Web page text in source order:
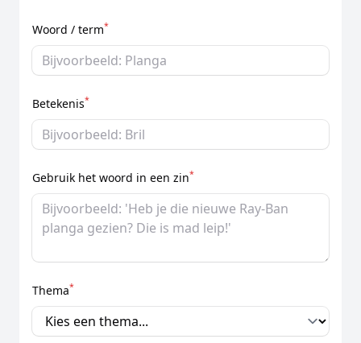
Woord / term*
Betekenis*
Gebruik het woord in een zin*
Thema*